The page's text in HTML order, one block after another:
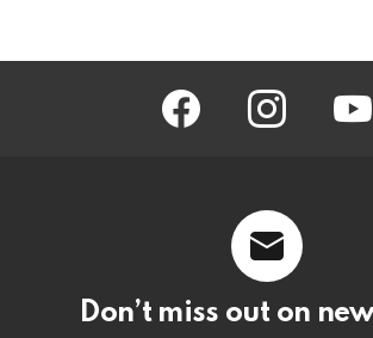
facebook instagram
Don’t miss out on